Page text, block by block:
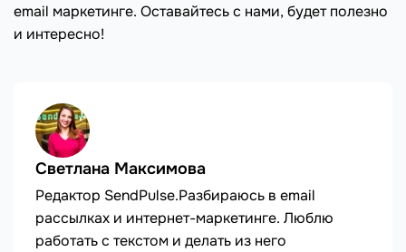
email маркетинге. Оставайтесь с нами, будет полезно
и интересно!
Светлана Максимова
Редактор SendPulse.Разбираюсь в email
рассылках и интернет-маркетинге. Люблю
работать с текстом и делать из него